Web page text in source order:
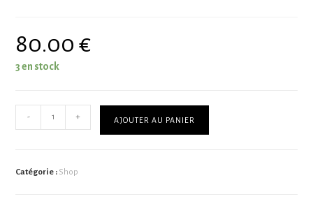
80.00€
3 en stock
- + AJOUTER AU PANIER
Catégorie : Shop